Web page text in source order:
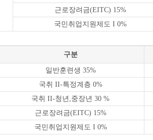
근로장려금(EITC) 15%
국민취업지원제도 I 0%
구분
일반훈련생 35%
국취 II-특정계층 0%
국취 II-청년,중장년 30 %
근로장려금(EITC) 15%
국민취업지원제도 I 0%